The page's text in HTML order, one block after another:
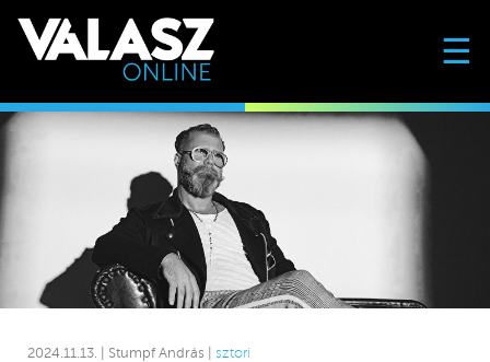
☰
2024.11.13. | Stumpf András | sztori